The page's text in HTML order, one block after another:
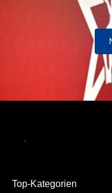
Top-Kategorien